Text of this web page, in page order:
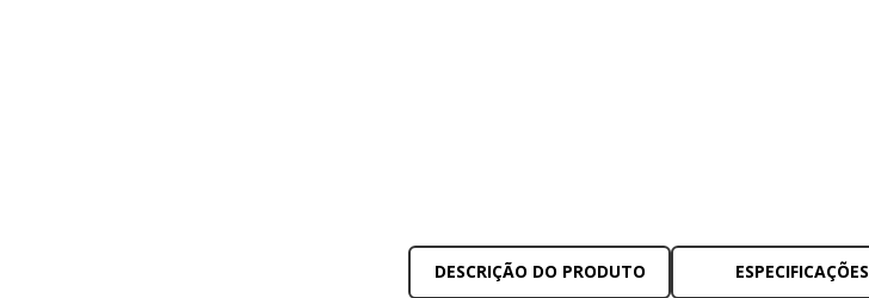
DESCRIÇÃO DO PRODUTO ESPECIFICAÇÕES